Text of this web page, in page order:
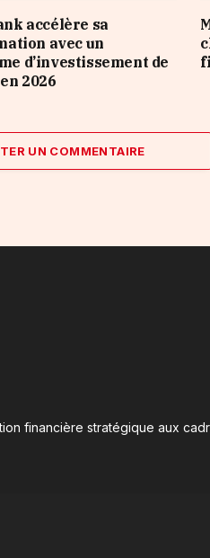
accélère sa
avec un
d’investissement de
2026
UN COMMENTAIRE
financière stratégique aux